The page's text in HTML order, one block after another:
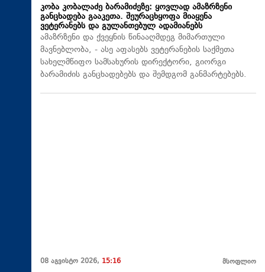
კობა კობალაძე ბარამიძეზე: ყოვლად ამაზრზენი
განცხადება გააკეთა. შეურაცხყოფა მიაყენა
ვეტერანებს და გულანთებულ ადამიანებს
ამაზრზენი და ქვეყნის წინააღმდეგ მიმართული
მავნებლობა, - ასე აფასებს ვეტერანების საქმეთა
სახელმწიფო სამსახურის დირექტორი, გიორგი
ბარამიძის განცხადებებს და შემდგომ განმარტებებს.
08 აგვისტო 2026, 15:16 მსოფლიო